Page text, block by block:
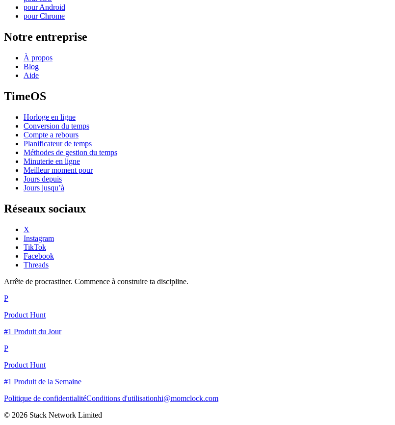
pour Android
pour Chrome
Notre entreprise
À propos
Blog
Aide
TimeOS
Horloge en ligne
Conversion du temps
Compte a rebours
Planificateur de temps
Méthodes de gestion du temps
Minuterie en ligne
Meilleur moment pour
Jours depuis
Jours jusqu’à
Réseaux sociaux
X
Instagram
TikTok
Facebook
Threads
Arrête de procrastiner. Commence à construire ta discipline.
P
Product Hunt
#1 Produit du Jour
P
Product Hunt
#1 Produit de la Semaine
Politique de confidentialitéConditions d'utilisationhi@momclock.com
© 2026 Stack Network Limited